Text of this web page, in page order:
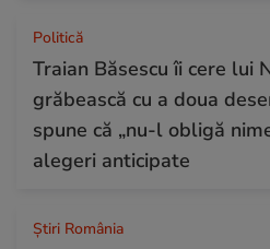
Politică
Traian Băsescu îi cere lui
grăbească cu a doua
spune că „nu-l obligă
alegeri anticipate
Știri România